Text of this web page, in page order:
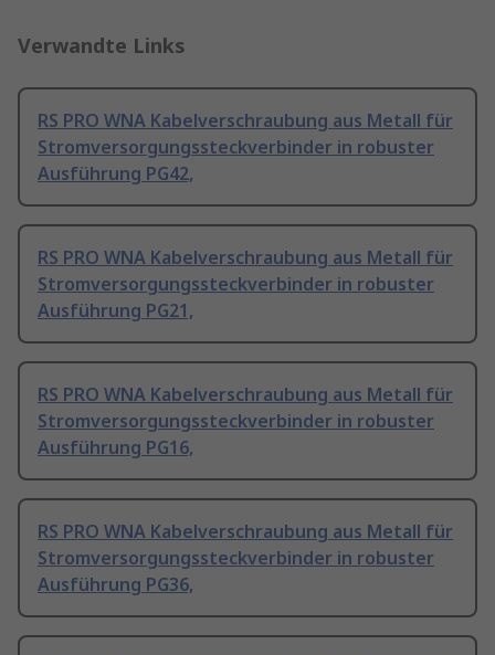
Verwandte Links
RS PRO WNA Kabelverschraubung aus Metall für
Stromversorgungssteckverbinder in robuster
Ausführung PG42,
RS PRO WNA Kabelverschraubung aus Metall für
Stromversorgungssteckverbinder in robuster
Ausführung PG21,
RS PRO WNA Kabelverschraubung aus Metall für
Stromversorgungssteckverbinder in robuster
Ausführung PG16,
RS PRO WNA Kabelverschraubung aus Metall für
Stromversorgungssteckverbinder in robuster
Ausführung PG36,